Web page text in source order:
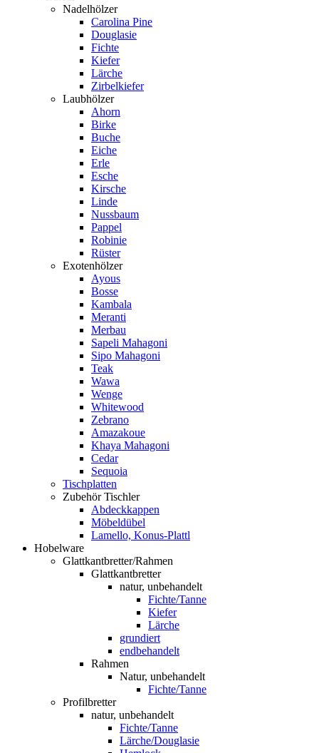
Nadelhölzer
Carolina Pine
Douglasie
Fichte
Kiefer
Lärche
Zirbelkiefer
Laubhölzer
Ahorn
Birke
Buche
Eiche
Erle
Esche
Kirsche
Linde
Nussbaum
Pappel
Robinie
Rüster
Exotenhölzer
Ayous
Bosse
Kambala
Meranti
Merbau
Sapeli Mahagoni
Sipo Mahagoni
Teak
Wawa
Wenge
Whitewood
Zebrano
Amazakoue
Khaya Mahagoni
Cedar
Sequoia
Tischplatten
Zubehör Tischler
Abdeckkappen
Möbeldübel
Lamello, Konus-Plattl
Hobelware
Glattkantbretter/Rahmen
Glattkantbretter
natur, unbehandelt
Fichte/Tanne
Kiefer
Lärche
grundiert
endbehandelt
Rahmen
Natur, unbehandelt
Fichte/Tanne
Profilbretter
natur, unbehandelt
Fichte/Tanne
Lärche/Douglasie